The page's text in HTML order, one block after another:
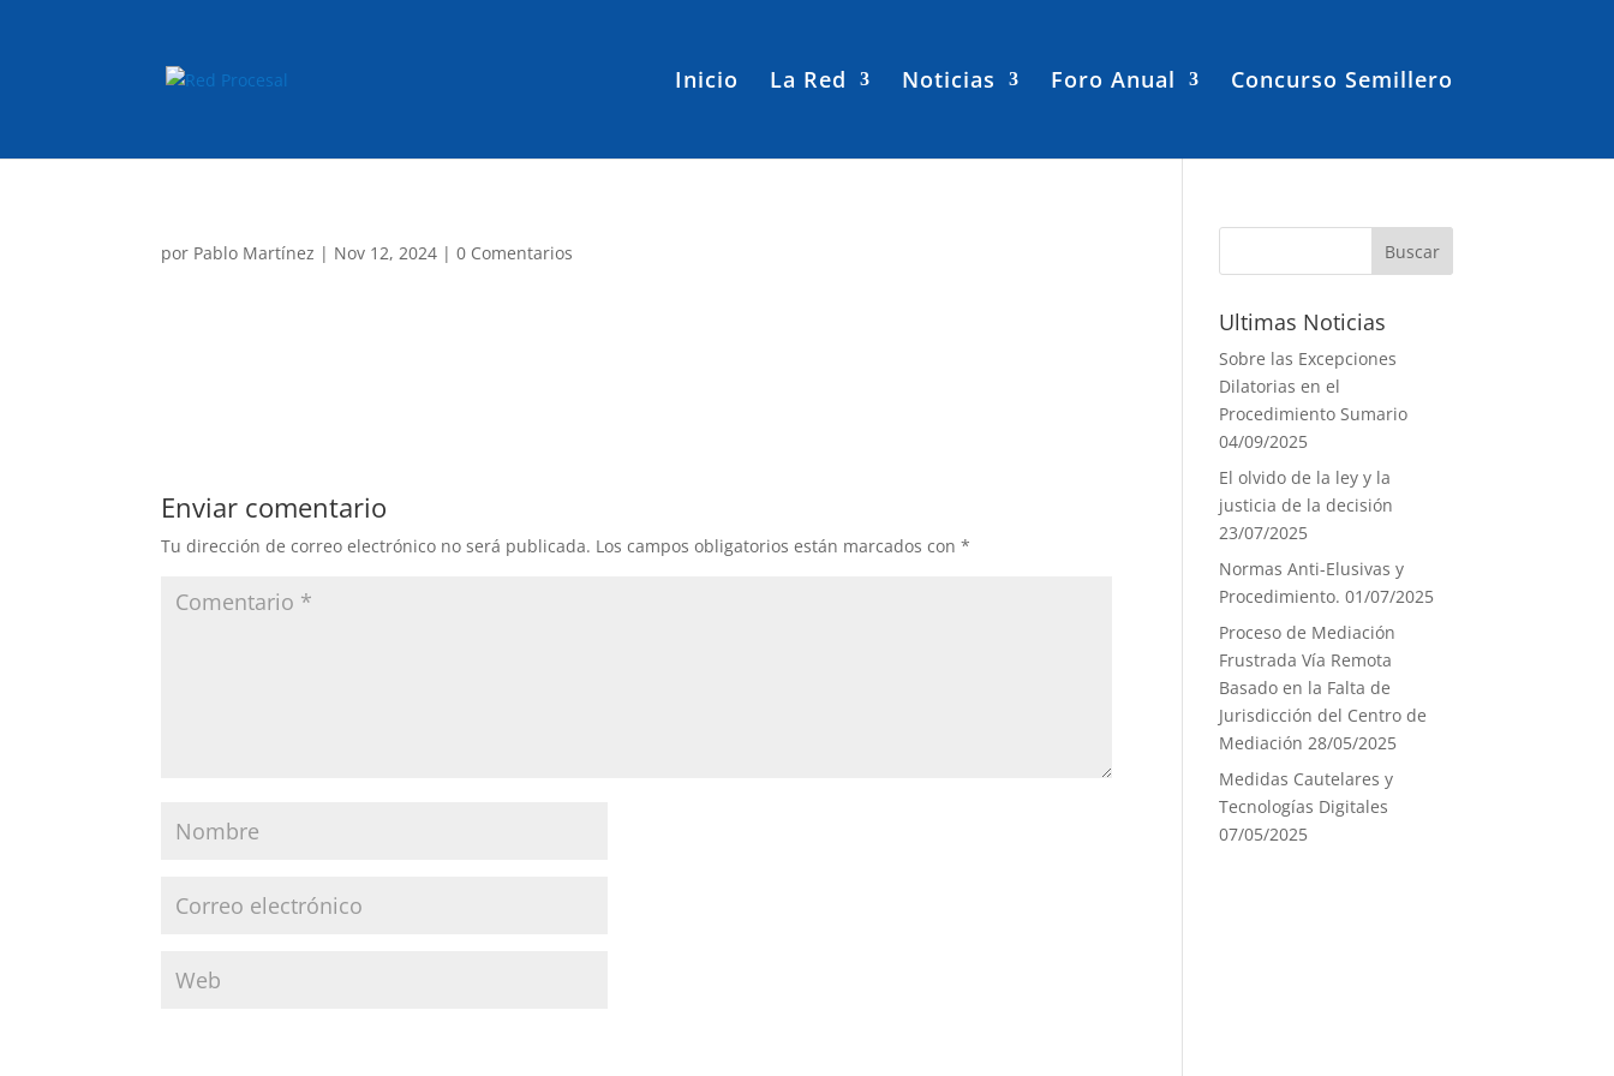
Inicio La Red Noticias Foro Anual Concurso Semillero
por Pablo Martínez | Nov 12, 2024 |0 Comentarios
Enviar comentario
Tu dirección de correo electrónico no será publicada. Los campos obligatorios están marcados con*
Ultimas Noticias
Sobre las Excepciones
Dilatorias en el
Procedimiento Sumario
04/09/2025
El olvido de la ley y la
justicia de la decisión
23/07/2025
Normas Anti-Elusivas y
Procedimiento. 01/07/2025
Proceso de Mediación
Frustrada Vía Remota
Basado en la Falta de
Jurisdicción del Centro de
Mediación 28/05/2025
Medidas Cautelares y
Tecnologías Digitales
07/05/2025